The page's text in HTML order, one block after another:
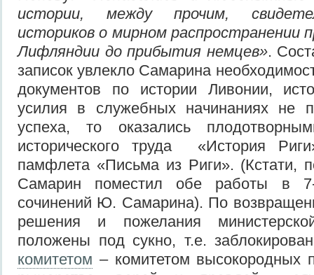
истории, между прочим,
историков о мирном распространении
Лифляндии до прибытия немцев».
записок увлекло Самарина
документов по истории Ливонии,
усилия в служебных начинаниях не
успеха, то оказались
исторического труда «История
памфлета «Письма из Риги». (Кстати,
Самарин поместил обе работы в
сочинений Ю. Самарина). По
решения и пожелания
положены под сукно, т.е.
комитетом – комитетом высокородных